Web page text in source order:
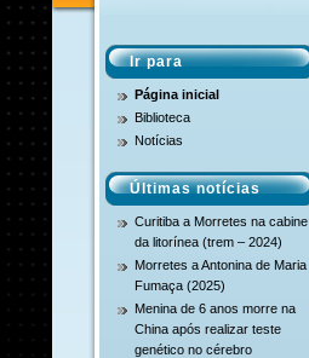
Ir para
Página inicial
Biblioteca
Notícias
Últimas notícias
Curitiba a Morretes na cabine
da litorínea (trem – 2024)
Morretes a Antonina de Maria
Fumaça (2025)
Menina de 6 anos morre na
China após realizar teste
genético no cérebro